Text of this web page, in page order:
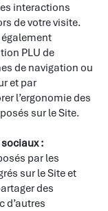
interactions
de votre visite.
PLU de
de navigation ou
et par
l’ergonomie des
sur le Site.
:
par les
sur le Site et
des
d’autres